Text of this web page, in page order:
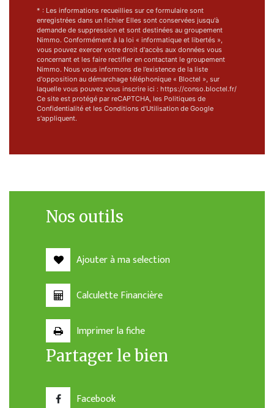
* : Les informations recueillies sur ce formulaire sont
enregistrées dans un fichier Elles sont conservées jusqu'à
demande de suppression et sont destinées au groupement
Nimmo. Conformément à la loi « informatique et libertés »,
vous pouvez exercer votre droit d'accès aux données vous
concernant et les faire rectifier en contactant le groupement
Nimmo. Nous vous informons de l’existence de la liste
d'opposition au démarchage téléphonique « Bloctel », sur
laquelle vous pouvez vous inscrire ici : https://conso.bloctel.fr/
Ce site est protégé par reCAPTCHA, les Politiques de
Confidentialité et les Conditions d'Utilisation de Google
s'appliquent.
Nos outils
Ajouter à ma selection
Calculette Financière
Imprimer la fiche
Partager le bien
Facebook